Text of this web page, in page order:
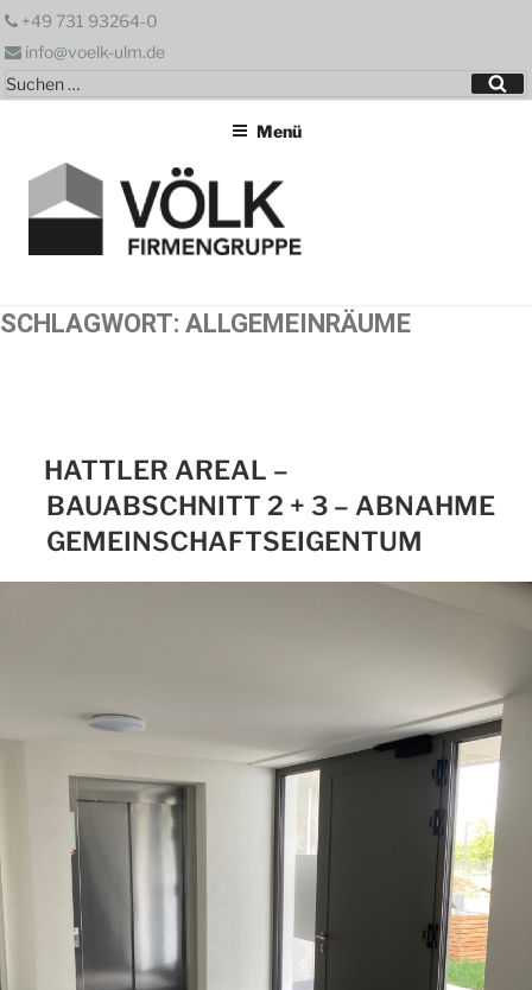
Zum
springen
+49 731 93264-0
info@voelk-ulm.de
Suchen
nach:
Menü
SCHLAGWORT: ALLGEMEINRÄUME
HATTLER AREAL –
BAUABSCHNITT 2 + 3 – ABNAHME
GEMEINSCHAFTSEIGENTUM